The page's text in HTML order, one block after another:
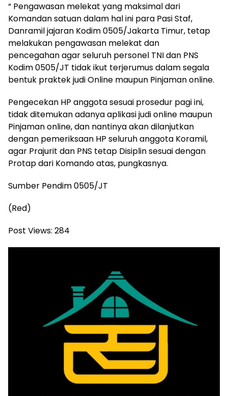
“ Pengawasan melekat yang maksimal dari
Komandan satuan dalam hal ini para Pasi Staf,
Danramil jajaran Kodim 0505/Jakarta Timur, tetap
melakukan pengawasan melekat dan
pencegahan agar seluruh personel TNI dan PNS
Kodim 0505/JT tidak ikut terjerumus dalam segala
bentuk praktek judi Online maupun Pinjaman online.
Pengecekan HP anggota sesuai prosedur pagi ini,
tidak ditemukan adanya aplikasi judi online maupun
Pinjaman online, dan nantinya akan dilanjutkan
dengan pemeriksaan HP seluruh anggota Koramil,
agar Prajurit dan PNS tetap Disiplin sesuai dengan
Protap dari Komando atas, pungkasnya.
Sumber Pendim 0505/JT
(Red)
Post Views: 284